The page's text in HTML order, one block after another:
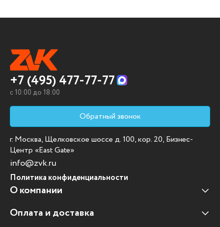
+7 (495) 477-77-77
c 10:00 до 18:00
Обратный звонок
г. Москва, Щелковское шоссе д. 100, кор. 20, Бизнес-
Центр «East Gate»
info@zvk.ru
Политика конфиденциальности
О компании
Наши клиенты
Оплата и доставка